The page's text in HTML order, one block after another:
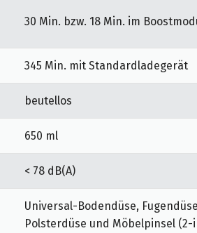
30 Min. bzw. 18 Min. im
345 Min. mit Standardladegerät
beutellos
650 ml
< 78 dB(A)
Universal-Bodendüse,
Polsterdüse und Möbelpinsel (2-